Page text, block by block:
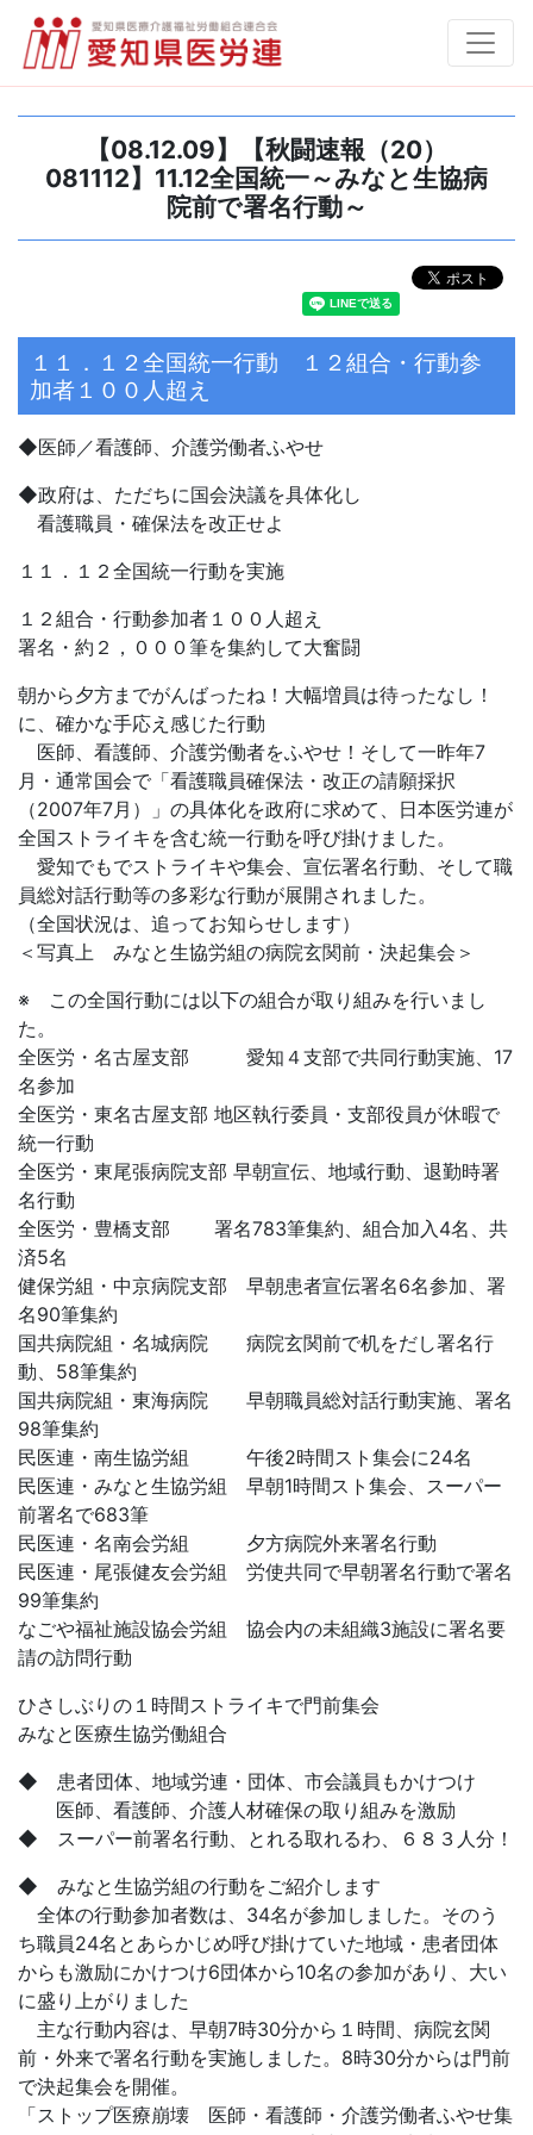
【08.12.09】【秋闘速報（20）
081112】11.12全国統一～みなと生協病
院前で署名行動～
１１．１２全国統一行動 １２組合・行動参
加者１００人超え
◆医師／看護師、介護労働者ふやせ
◆政府は、ただちに国会決議を具体化し
看護職員・確保法を改正せよ
１１．１２全国統一行動を実施
１２組合・行動参加者１００人超え
署名・約２，０００筆を集約して大奮闘
朝から夕方までがんばったね！大幅増員は待ったなし！
に、確かな手応え感じた行動
医師、看護師、介護労働者をふやせ！そして一昨年7
月・通常国会で「看護職員確保法・改正の請願採択
（2007年7月）」の具体化を政府に求めて、日本医労連が
全国ストライキを含む統一行動を呼び掛けました。
愛知でもでストライキや集会、宣伝署名行動、そして職
員総対話行動等の多彩な行動が展開されました。
（全国状況は、追ってお知らせします）
＜写真上 みなと生協労組の病院玄関前・決起集会＞
※ この全国行動には以下の組合が取り組みを行いまし
た。
全医労・名古屋支部 愛知４支部で共同行動実施、17
名参加
全医労・東名古屋支部 地区執行委員・支部役員が休暇で
統一行動
全医労・東尾張病院支部 早朝宣伝、地域行動、退勤時署
名行動
全医労・豊橋支部 署名783筆集約、組合加入4名、共
済5名
健保労組・中京病院支部 早朝患者宣伝署名6名参加、署
名90筆集約
国共病院組・名城病院 病院玄関前で机をだし署名行
動、58筆集約
国共病院組・東海病院 早朝職員総対話行動実施、署名
98筆集約
民医連・南生協労組 午後2時間スト集会に24名
民医連・みなと生協労組 早朝1時間スト集会、スーパー
前署名で683筆
民医連・名南会労組 夕方病院外来署名行動
民医連・尾張健友会労組 労使共同で早朝署名行動で署名
99筆集約
なごや福祉施設協会労組 協会内の未組織3施設に署名要
請の訪問行動
ひさしぶりの１時間ストライキで門前集会
みなと医療生協労働組合
◆ 患者団体、地域労連・団体、市会議員もかけつけ
医師、看護師、介護人材確保の取り組みを激励
◆ スーパー前署名行動、とれる取れるわ、６８３人分！
◆ みなと生協労組の行動をご紹介します
全体の行動参加者数は、34名が参加しました。そのう
ち職員24名とあらかじめ呼び掛けていた地域・患者団体
からも激励にかけつけ6団体から10名の参加があり、大い
に盛り上がりました
主な行動内容は、早朝7時30分から１時間、病院玄関
前・外来で署名行動を実施しました。8時30分からは門前
で決起集会を開催。
「ストップ医療崩壊 医師・看護師・介護労働者ふやせ集